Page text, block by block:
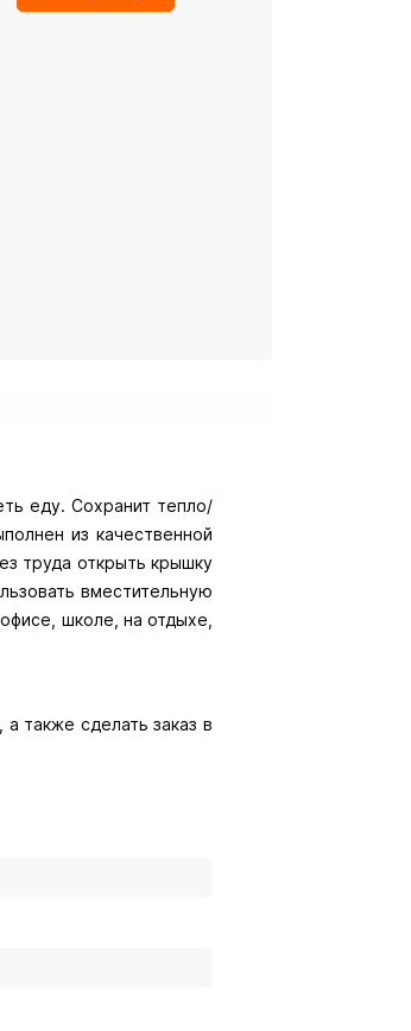
еду. Сохранит тепло/
из качественной
труда открыть крышку
вместительную
школе, на отдыхе,
также сделать заказ в